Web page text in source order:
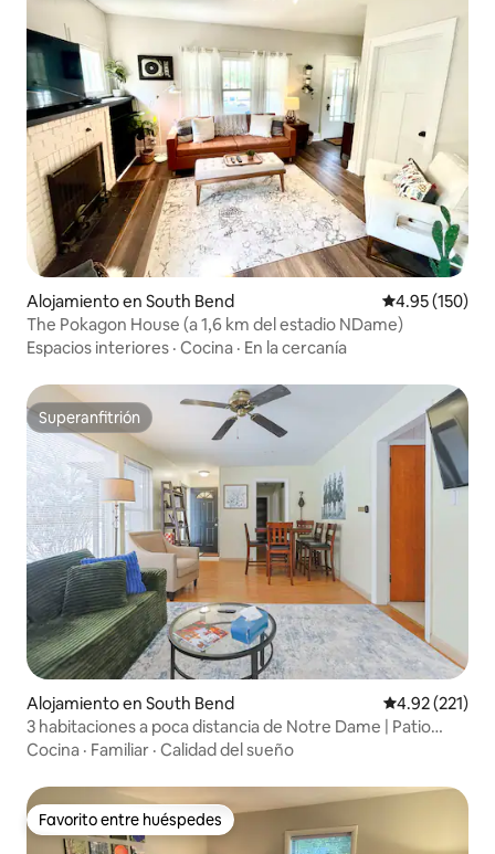
Alojamiento en South Bend Calificación
4.95 (150)
The Pokagon House (a 1,6 km del estadio NDame)
Espacios interiores · Cocina · En la cercanía
Superanfitrión
Superanfitrión
Alojamiento en South Bend Calificación
4.92 (221)
3 habitaciones a poca distancia de Notre Dame | Patio
privado + estacionamiento
Cocina · Familiar · Calidad del sueño
Favorito entre huéspedes
Favorito entre huéspedes